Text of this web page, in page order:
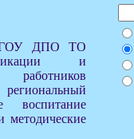
ГОУ ДПО ТО
и
работников
воспитание
методические